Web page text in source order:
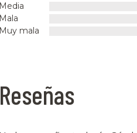
Media
Mala
Muy mala
Reseñas